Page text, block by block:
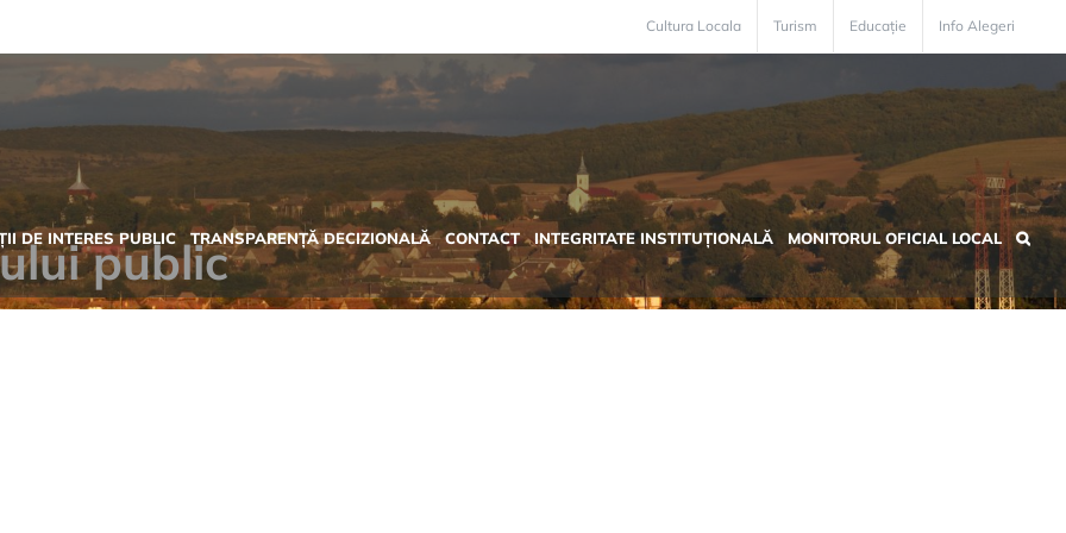
Cultura Locala Turism Educație Info Alegeri
DE INTERES PUBLIC TRANSPARENȚĂ DECIZIONALĂ CONTACT INTEGRITATE INSTITUȚIONALĂ MONITORUL OFICIAL LOCAL
public